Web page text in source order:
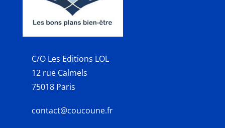
C/O Les Editions LOL
12 rue Calmels
75018 Paris
contact@coucoune.fr